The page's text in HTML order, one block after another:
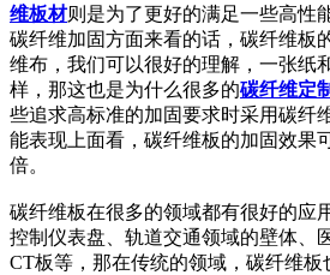
维板材则是为了更好的满足一些高性
碳纤维加固方面来看的话，碳纤维板
维布，我们可以很好的理解，一张纸
样，那这也是为什么很多的碳纤维定
些追求高标准的加固要求时采用碳纤
能表现上面看，碳纤维板的加固效果
倍。
碳纤维板在很多的领域都有很好的应
控制仪表盘、轨道交通领域的壁体、
CT板等，那在传统的领域，碳纤维板